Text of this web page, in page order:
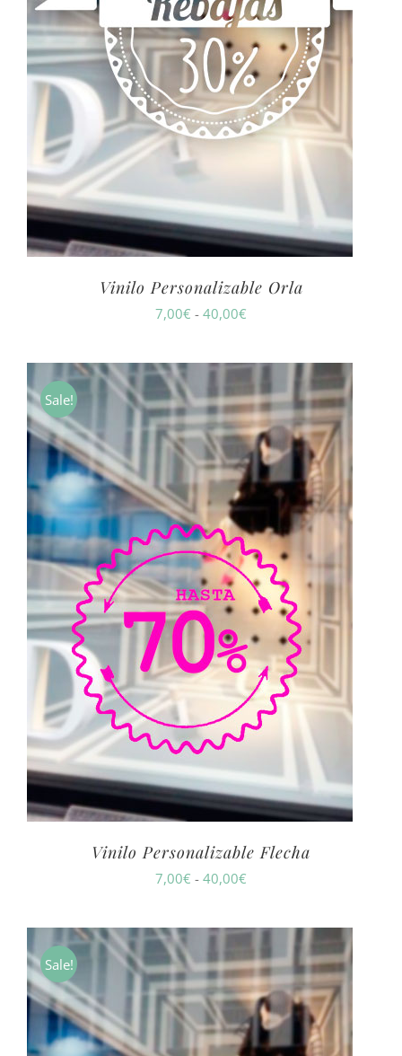
ESTE
PRODUCTO
TIENE
MÚLTIPLES
VARIANTES.
LAS
OPCIONES
SE
EN
LA
PÁGINA
DE
PRODUCTO
Vinilo Personalizable Orla
7,00€ - 40,00€
precios:
desde
7,00€
hasta
40,00€
Sale!
ESTE
PRODUCTO
TIENE
VARIANTES.
LAS
PUEDEN
ELEGIR
EN
LA
PÁGINA
DE
Vinilo Personalizable Flecha
7,00€ - 40,00€
precios:
desde
7,00€
hasta
40,00€
Sale!